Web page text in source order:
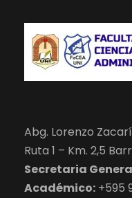
Abg. Lorenzo
Ruta 1 – Km. 2,5
Secretaria
Académico: +595